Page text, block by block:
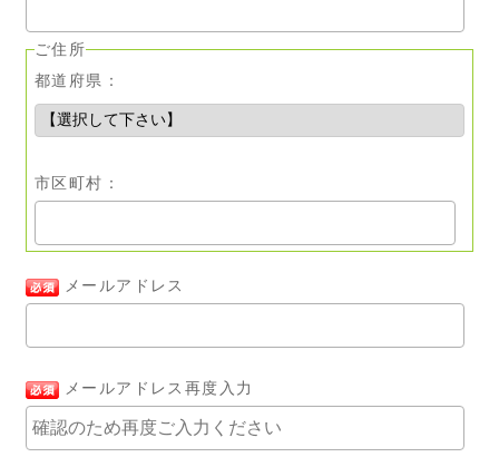
ご住所
都道府県：
市区町村：
メールアドレス
メールアドレス再度入力